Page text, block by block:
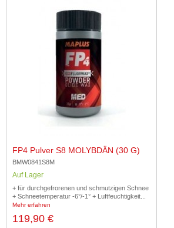
FP4 Pulver S8 MOLYBDÄN (30 G)
BMW0841S8M
Auf Lager
+ für durchgefrorenen und schmutzigen Schnee
+ Schneetemperatur -6°/-1° + Luftfeuchtigkeit...
Mehr erfahren
119,90 €